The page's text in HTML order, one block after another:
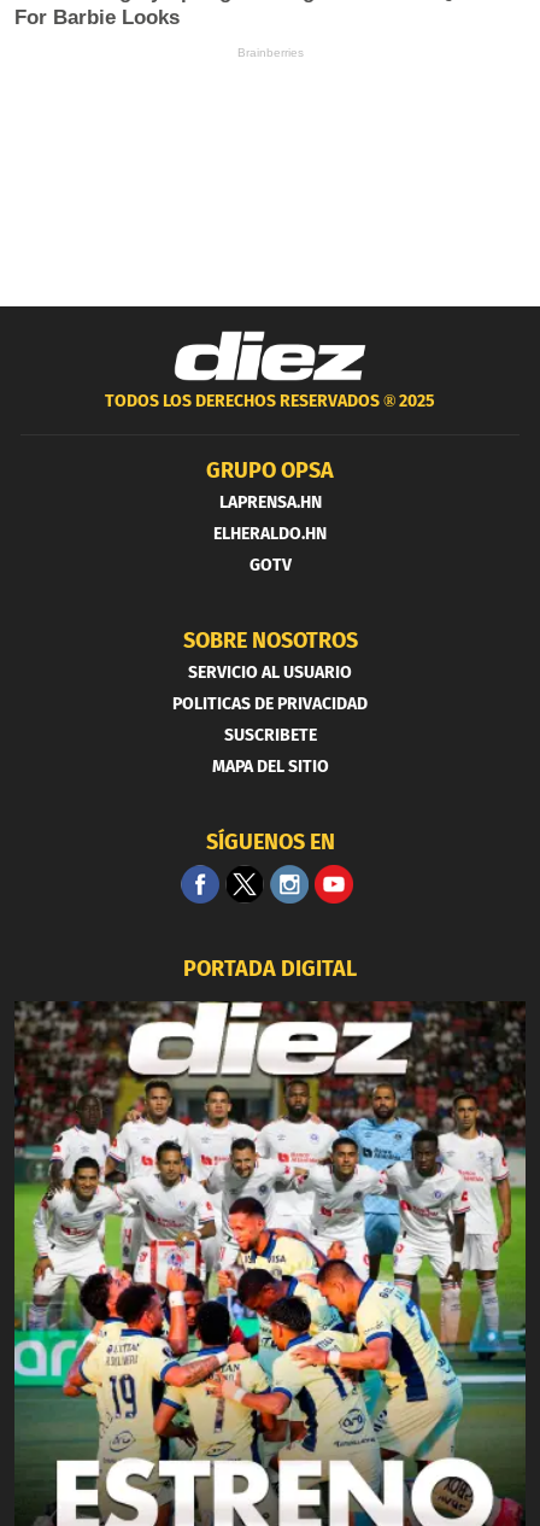
TODOS LOS DERECHOS RESERVADOS ®2025
GRUPO OPSA
LAPRENSA.HN
ELHERALDO.HN
GOTV
SOBRE NOSOTROS
SERVICIO AL USUARIO
POLITICAS DE PRIVACIDAD
SUSCRIBETE
MAPA DEL SITIO
SÍGUENOS EN
PORTADA DIGITAL